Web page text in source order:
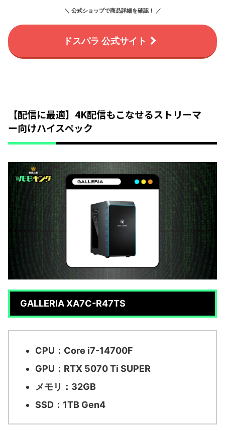
＼ 公式ショップで商品詳細を確認！ ／
ドスパラ 公式サイト
【配信に最適】4K配信もこなせるストリーマ
ー向けハイスペック
GALLERIA XA7C-R47TS
CPU：Core i7-14700F
GPU：RTX 5070 Ti SUPER
メモリ：32GB
SSD：1TB Gen4